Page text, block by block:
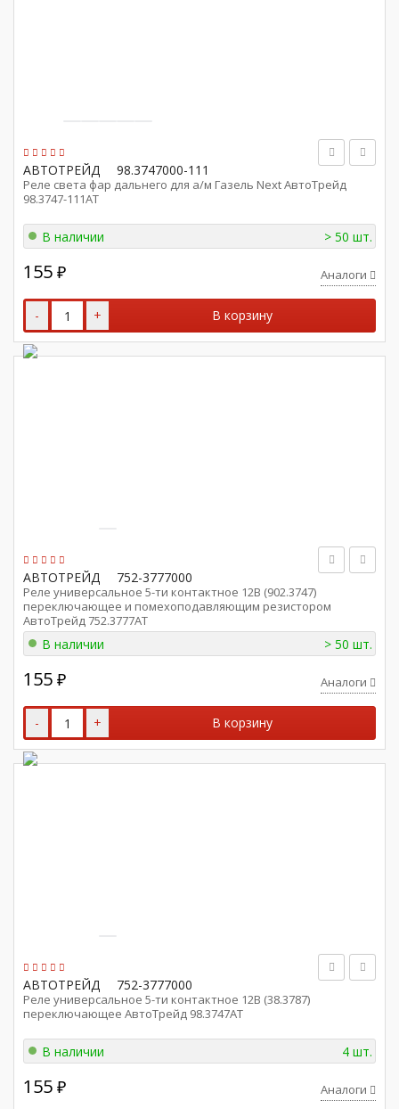
АВТОТРЕЙД 98.3747000-111
Реле света фар дальнего для а/м Газель Next АвтоТрейд
98.3747-111АТ
В наличии > 50 шт.
155 ₽ Аналоги
- + В корзину
АВТОТРЕЙД 752-3777000
Реле универсальное 5-ти контактное 12В (902.3747)
переключающее и помехоподавляющим резистором
АвтоТрейд 752.3777АТ
В наличии > 50 шт.
155 ₽ Аналоги
- + В корзину
АВТОТРЕЙД 752-3777000
Реле универсальное 5-ти контактное 12В (38.3787)
переключающее АвтоТрейд 98.3747АТ
В наличии 4 шт.
155 ₽ Аналоги